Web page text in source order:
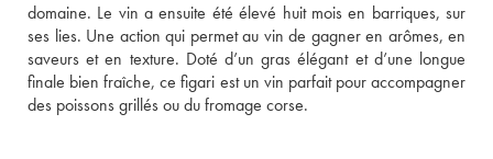
domaine. Le vin a ensuite été élevé huit mois en barriques, sur
ses lies. Une action qui permet au vin de gagner en arômes, en
saveurs et en texture. Doté d’un gras élégant et d’une longue
finale bien fraîche, ce figari est un vin parfait pour accompagner
des poissons grillés ou du fromage corse.